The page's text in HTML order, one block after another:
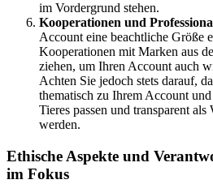
im Vordergrund stehen.
Kooperationen und
Account eine beachtliche Größe
Kooperationen mit Marken aus
ziehen, um Ihren Account auch
Achten Sie jedoch stets darauf,
thematisch zu Ihrem Account
Tieres passen und transparent
werden.
Ethische Aspekte und
im Fokus